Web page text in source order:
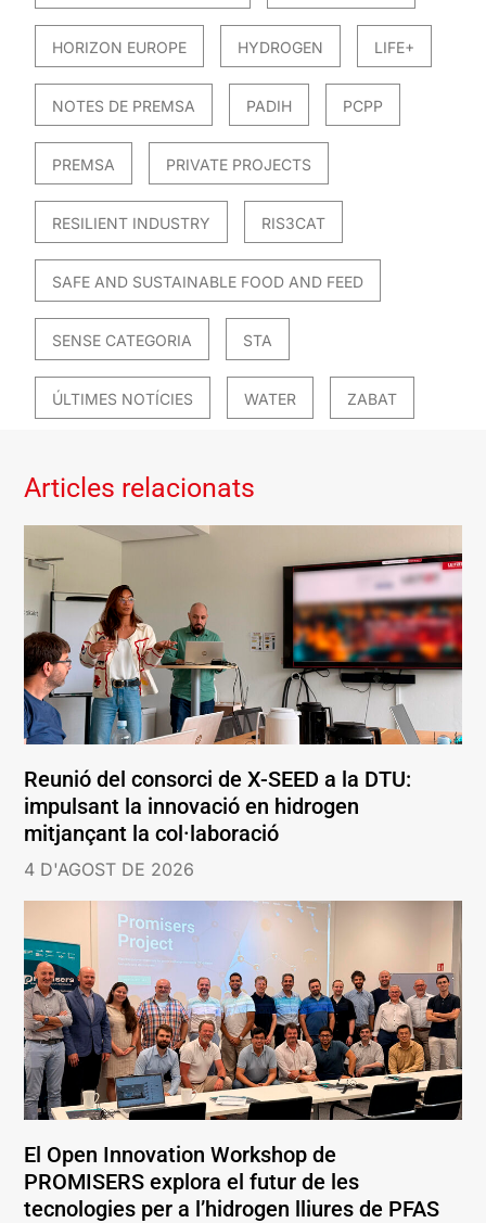
HORIZON EUROPE HYDROGEN LIFE+
NOTES DE PREMSA PADIH PCPP
PREMSA PRIVATE PROJECTS
RESILIENT INDUSTRY RIS3CAT
SAFE AND SUSTAINABLE FOOD AND FEED
SENSE CATEGORIA STA
ÚLTIMES NOTÍCIES WATER ZABAT
Articles relacionats
Reunió del consorci de X-SEED a la DTU:
impulsant la innovació en hidrogen
mitjançant la col·laboració
4 D'AGOST DE 2026
El Open Innovation Workshop de
PROMISERS explora el futur de les
tecnologies per a l’hidrogen lliures de PFAS